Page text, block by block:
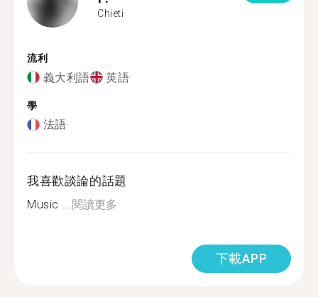
Chieti
流利
義大利語 英語
學
法語
我喜歡談論的話題
Music ...閱讀更多
下載APP